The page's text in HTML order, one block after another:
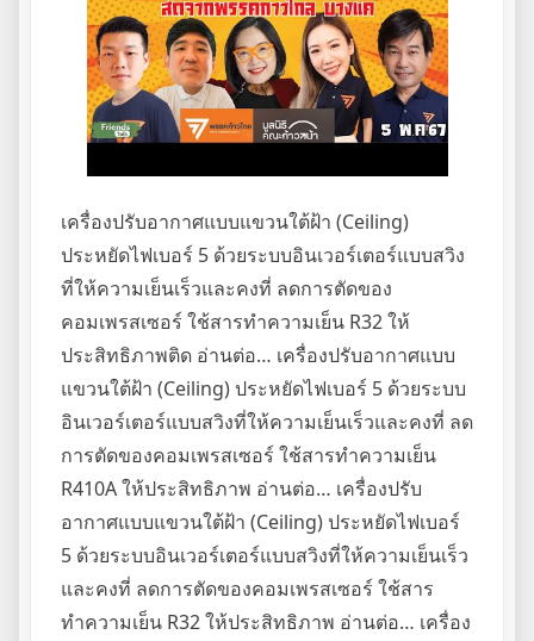
เครื่องปรับอากาศแบบแขวนใต้ฝ้า (Ceiling)
ประหยัดไฟเบอร์ 5 ด้วยระบบอินเวอร์เตอร์แบบสวิง
ที่ให้ความเย็นเร็วและคงที่ ลดการตัดของ
คอมเพรสเซอร์ ใช้สารทำความเย็น R32 ให้
ประสิทธิภาพติด อ่านต่อ… เครื่องปรับอากาศแบบ
แขวนใต้ฝ้า (Ceiling) ประหยัดไฟเบอร์ 5 ด้วยระบบ
อินเวอร์เตอร์แบบสวิงที่ให้ความเย็นเร็วและคงที่ ลด
การตัดของคอมเพรสเซอร์ ใช้สารทำความเย็น
R410A ให้ประสิทธิภาพ อ่านต่อ… เครื่องปรับ
อากาศแบบแขวนใต้ฝ้า (Ceiling) ประหยัดไฟเบอร์
5 ด้วยระบบอินเวอร์เตอร์แบบสวิงที่ให้ความเย็นเร็ว
และคงที่ ลดการตัดของคอมเพรสเซอร์ ใช้สาร
ทำความเย็น R32 ให้ประสิทธิภาพ อ่านต่อ… เครื่อง